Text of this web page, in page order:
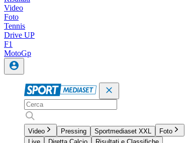
Video
Foto
Tennis
Drive UP
F1
MotoGp
Video Pressing Sportmediaset XXL
Foto